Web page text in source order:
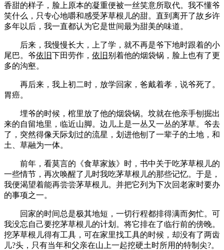
香甜的样子，脸上原本的凝重便被一丝笑意所取代。我不懂爷
笑什么，只专心地嚼和感受茅草根儿的甜。直到离开了故乡许
多年以后，我一直都认为它是世间最为甜美的味道。
后来，我慢慢长大，上了学，就不再是爷下地时跟着的小
尾巴。爷依旧下田劳作， 依旧 别着他的烟袋锅，脸上也有了更
多的沟壑。
再后来，我上初二时，放学回家，爸戴着孝，说爷死了。
胃癌。
埋爷的时候，棺里放了他的烟袋锅。坟就在他亲手刨掘出
来的自留地里，临近山脚。边儿上是一丛又一丛的茅草。爷去
了，突然得像天际划过的流星，划进他刨了一辈子的土地，和
土、草融为一体。
前年，看莫言的《食草家族》时，书中关于吃茅草根儿的
一些情节，再次唤醒了儿时我吃茅草根儿的那些记忆。于是，
我便渴望着能再尝尝茅草根儿。并把它列为下次回老家时要办
的事项之一。
回家的时间总是极其地短，一切行程都排得满而匆忙。可
我没忘自己要挖茅草根儿的计划。将它排在了临行前的傍晚。
挖茅草根儿得有工具，可在家里找工具的时候，却没有了两齿
儿?头，只有当年和父亲在山上一起挖硬土时所用的特制尖?。